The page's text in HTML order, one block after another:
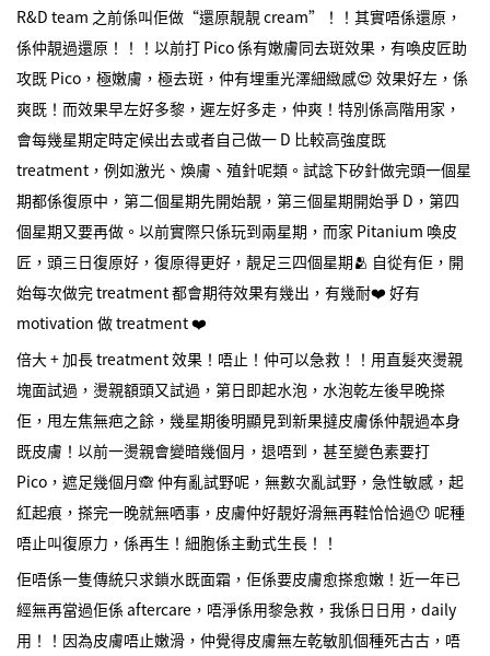
R&D team 之前係叫佢做“還原靚靚 cream”！！其實唔係還原，
係仲靚過還原！！！以前打 Pico 係有嫩膚同去斑效果，有喚皮匠助
攻既 Pico，極嫩膚，極去斑，仲有埋重光澤細緻感😍 效果好左，係
爽既！而效果早左好多黎，遲左好多走，仲爽！特別係高階用家，
會每幾星期定時定候出去或者自己做一 D 比較高強度既
treatment，例如激光、煥膚、殖針呢類。試諗下矽針做完頭一個星
期都係復原中，第二個星期先開始靚，第三個星期開始爭 D，第四
個星期又要再做。以前實際只係玩到兩星期，而家 Pitanium 喚皮
匠，頭三日復原好，復原得更好，靚足三四個星期🫂 自從有佢，開
始每次做完 treatment 都會期待效果有幾出，有幾耐❤️ 好有
motivation 做 treatment ❤️
倍大 + 加長 treatment 效果！唔止！仲可以急救！！用直髮夾燙親
塊面試過，燙親額頭又試過，第日即起水泡，水泡乾左後早晚搽
佢，甩左焦無疤之餘，幾星期後明顯見到新果撻皮膚係仲靚過本身
既皮膚！以前一燙親會變暗幾個月，退唔到，甚至變色素要打
Pico，遮足幾個月🙈 仲有亂試野呢，無數次亂試野，急性敏感，起
紅起痕，搽完一晚就無哂事，皮膚仲好靚好滑無再鞋恰恰過😯 呢種
唔止叫復原力，係再生！細胞係主動式生長！！
佢唔係一隻傳統只求鎖水既面霜，佢係要皮膚愈搽愈嫩！近一年已
經無再當過佢係 aftercare，唔淨係用黎急救，我係日日用，daily
用！！因為皮膚唔止嫩滑，仲覺得皮膚無左乾敏肌個種死古古，唔